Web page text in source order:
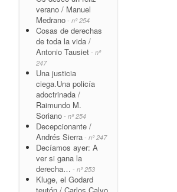
verano / Manuel
Medrano - nº 254
Cosas de derechas
de toda la vida /
Antonio Tausiet - nº
247
Una justicia
ciega.Una policía
adoctrinada /
Raimundo M.
Soriano - nº 254
Decepcionante /
Andrés Sierra - nº 247
Decíamos ayer: A
ver si gana la
derecha… - nº 253
Kluge, el Godard